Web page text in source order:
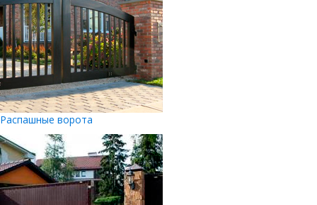
Распашные ворота